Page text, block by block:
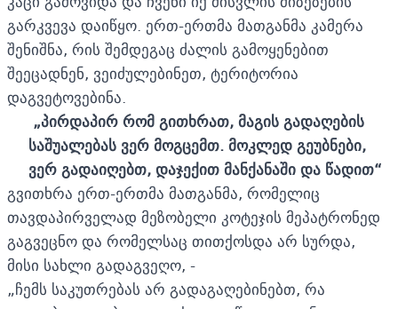
გარკვევა დაიწყო. ერთ-ერთმა მათგანმა კამერა
შენიშნა, რის შემდეგაც ძალის გამოყენებით
შეეცადნენ, ვეიძულებინეთ, ტერიტორია
დაგვეტოვებინა.
„პირდაპირ რომ გითხრათ, მაგის გადაღების
საშუალებას ვერ მოგცემთ. მოკლედ გეუბნები,
ვერ გადაიღებთ, დაჯექით მანქანაში და წადით“
გვითხრა ერთ-ერთმა მათგანმა, რომელიც
თავდაპირველად მეზობელი კოტეჯის მეპატრონედ
გაგვეცნო და რომელსაც თითქოსდა არ სურდა,
მისი სახლი გადაგვეღო, -
„ჩემს საკუთრებას არ გადაგაღებინებთ, რა